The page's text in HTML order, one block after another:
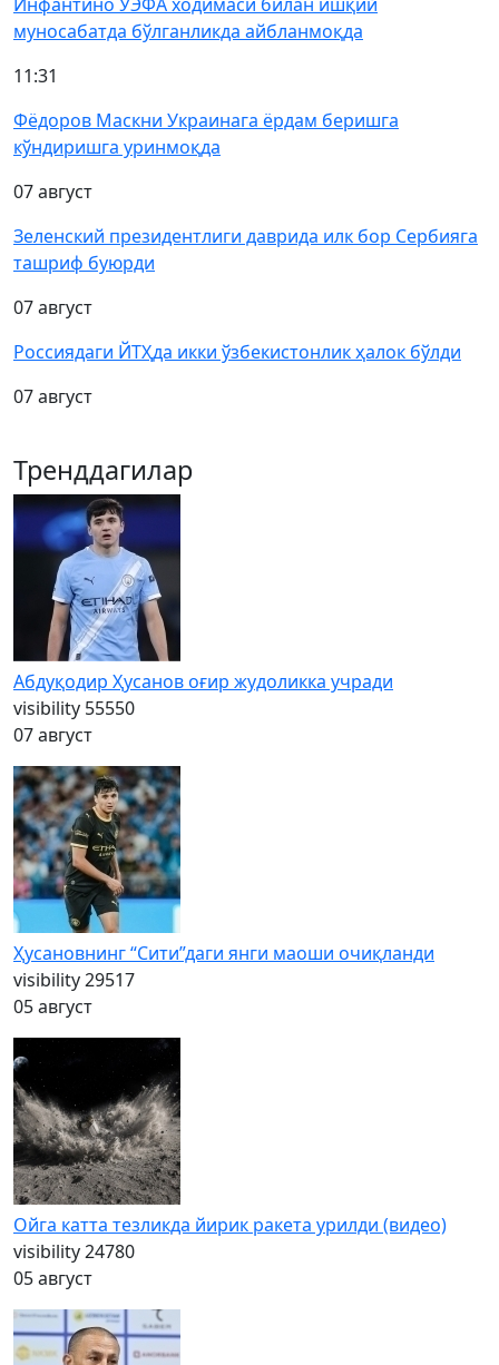
муносабатда бўлганликда айбланмоқда
11:31
Фёдоров Маскни Украинага ёрдам беришга
кўндиришга уринмоқда
07 август
Зеленский президентлиги даврида илк бор Сербияга
ташриф буюрди
07 август
Россиядаги ЙТҲда икки ўзбекистонлик ҳалок бўлди
07 август
Тренддагилар
Абдуқодир Ҳусанов оғир жудоликка учради
visibility 55550
07 август
Ҳусановнинг “Сити”даги янги маоши очиқланди
visibility29517
05 август
Ойга катта тезликда йирик ракета урилди (видео)
visibility24780
05 август